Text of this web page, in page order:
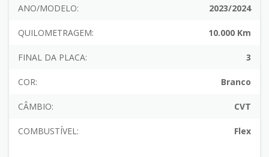
ANO/MODELO: 2023/2024
QUILOMETRAGEM: 10.000 Km
FINAL DA PLACA: 3
COR: Branco
CÂMBIO: CVT
COMBUSTÍVEL: Flex